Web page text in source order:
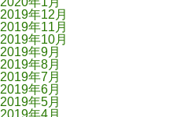
2019年12月
2019年11月
2019年10月
2019年9月
2019年8月
2019年7月
2019年6月
2019年5月
2019年4月